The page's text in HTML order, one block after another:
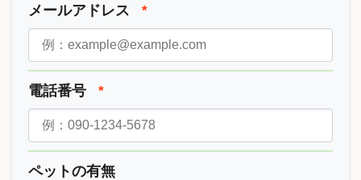
メールアドレス *
電話番号 *
ペットの有無